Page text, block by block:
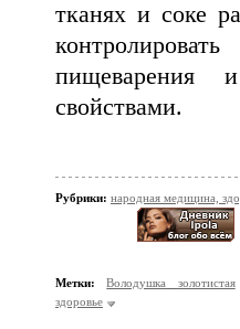
тканях и соке
пищеварения
свойствами.
Рубрики: народная медицина,
Метки:
Володушка золотистая
здоровье